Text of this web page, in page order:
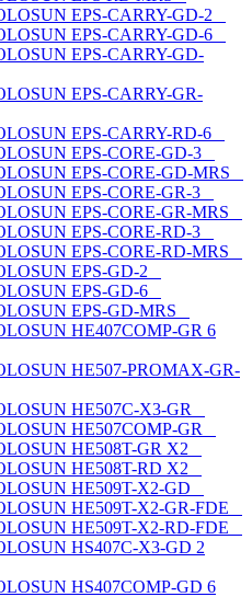
EPS-CARRY-GD-2
EPS-CARRY-GD-6
EPS-CARRY-GD-
EPS-CARRY-GR-
EPS-CARRY-RD-6
EPS-CORE-GD-3
EPS-CORE-GD-MRS
EPS-CORE-GR-3
EPS-CORE-GR-MRS
EPS-CORE-RD-3
EPS-CORE-RD-MRS
EPS-GD-2
EPS-GD-6
EPS-GD-MRS
HE407COMP-GR 6
HE507-PROMAX-GR-
HE507C-X3-GR
HE507COMP-GR
HE508T-GR X2
HE508T-RD X2
HE509T-X2-GD
HE509T-X2-GR-FDE
HE509T-X2-RD-FDE
HS407C-X3-GD 2
HS407COMP-GD 6